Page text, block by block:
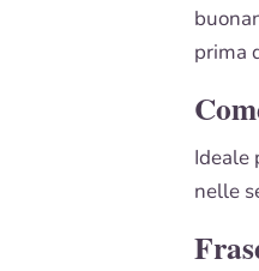
prima
Ideale
nelle